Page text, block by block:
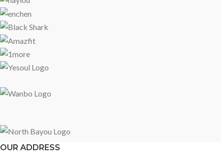
OUR ADDRESS